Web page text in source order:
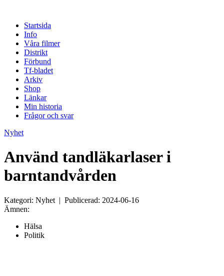
Startsida
Info
Våra filmer
Distrikt
Förbund
Tf-bladet
Arkiv
Shop
Länkar
Min historia
Frågor och svar
Nyhet
Använd tandläkarlaser i
barntandvården
Kategori: Nyhet | Publicerad: 2024-06-16
Ämnen:
Hälsa
Politik